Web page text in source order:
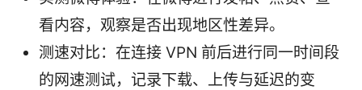
看内容，观察是否出现地区性差异。
测速对比：在连接 VPN 前后进行同一时间段
的网速测试，记录下载、上传与延迟的变